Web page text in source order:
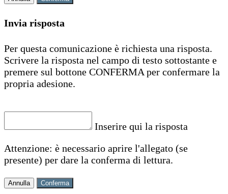
Invia risposta
Per questa comunicazione è richiesta una risposta.
Scrivere la risposta nel campo di testo sottostante e
premere sul bottone CONFERMA per confermare la
propria adesione.
Inserire qui la risposta
Attenzione: è necessario aprire l'allegato (se
presente) per dare la conferma di lettura.
Annulla Conferma